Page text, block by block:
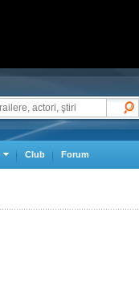
Club Forum